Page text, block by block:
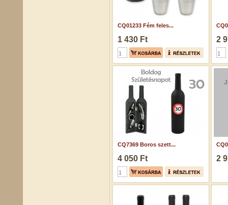
CQ01233 Fém feles...
1 430 Ft 2
CQ7369 Boros szett...
4 050 Ft 2